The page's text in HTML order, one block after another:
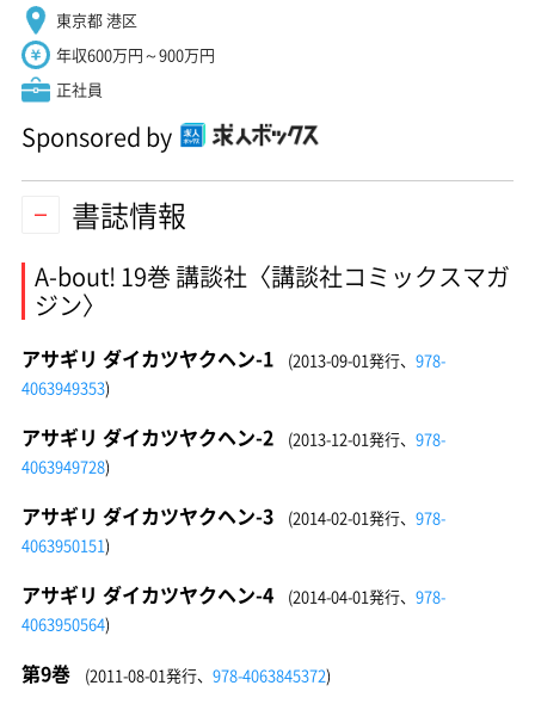
東京都 港区
年収600万円～900万円
正社員
Sponsored by
書誌情報
A-bout! 19巻 講談社〈講談社コミックスマガ
ジン〉
アサギリ ダイカツヤクヘン-1 (2013-09-01発行、 978-
4063949353)
アサギリ ダイカツヤクヘン-2 (2013-12-01発行、 978-
4063949728)
アサギリ ダイカツヤクヘン-3 (2014-02-01発行、 978-
4063950151)
アサギリ ダイカツヤクヘン-4 (2014-04-01発行、 978-
4063950564)
第9巻 (2011-08-01発行、 978-4063845372)